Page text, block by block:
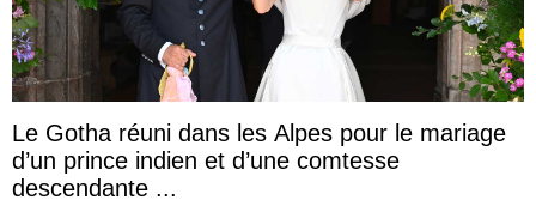
Le Gotha réuni dans les Alpes pour le mariage
d’un prince indien et d’une comtesse
descendante ...